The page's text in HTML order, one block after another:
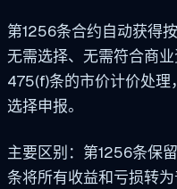
第1256条合约自动获得
无需选择、无需符合商
475(f)条的市价计价处理
选择申报。
主要区别：第1256条保
条将所有收益和亏损转为